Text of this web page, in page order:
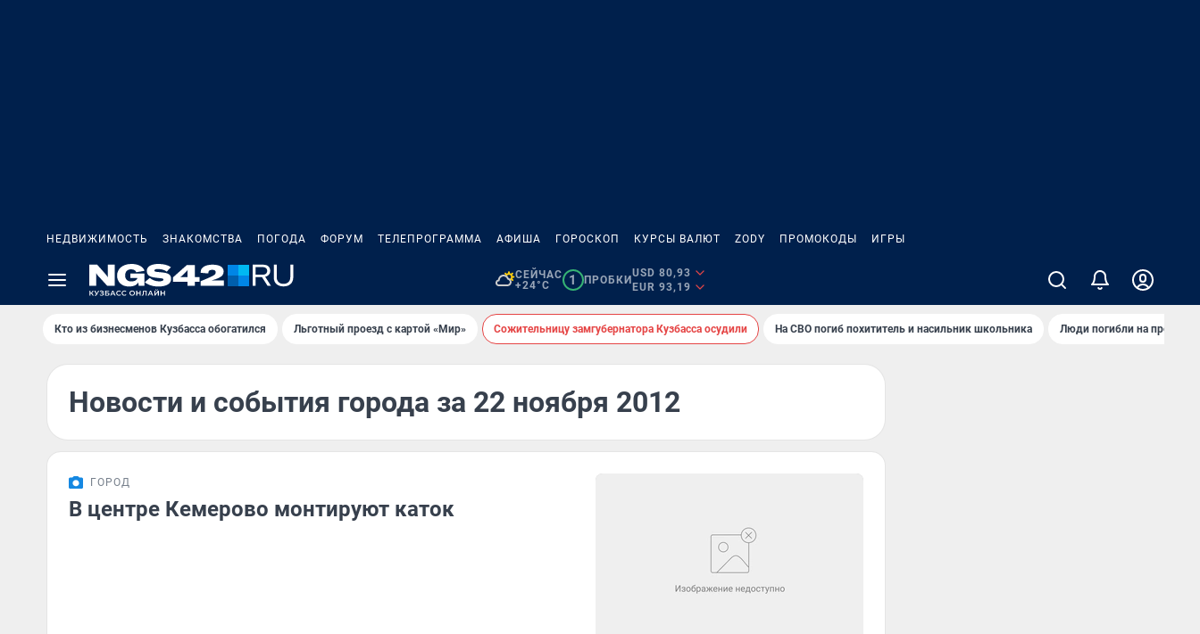
НЕДВИЖИМОСТЬ ЗНАКОМСТВА ПОГОДА ФОРУМ ТЕЛЕПРОГРАММА АФИША ГОРОСКОП КУРСЫ ВАЛЮТ ZODY ПРОМОКОДЫ ИГРЫ
СЕЙЧАС
+24°C
1 ПРОБКИ
USD 80,93
EUR 93,19
Кто из бизнесменов Кузбасса обогатился Льготный проезд с картой «Мир» Сожительницу замгубернатора Кузбасса осудили На СВО погиб похититель и насильник школьника Люди погибли на
Новости и события города за 22 ноября 2012
ГОРОД
В центре Кемерово монтируют каток